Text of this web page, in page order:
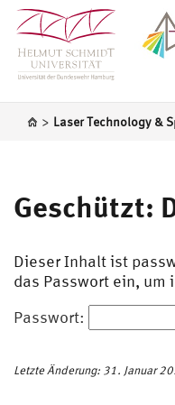
>
Geschützt:
Dieser Inhalt ist
das Passwort ein, um
Passwort:
Letzte Änderung: 31. Januar